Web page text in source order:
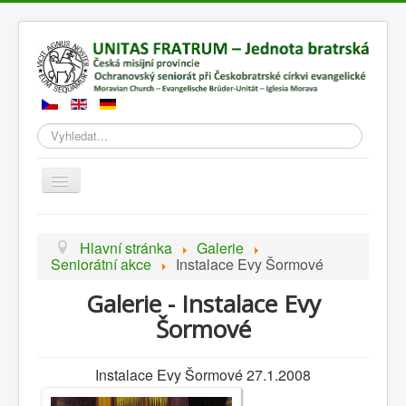
Hledat
Přepnout
navigaci
Hlavní stránka Galerie
Seniorátní akce Instalace Evy Šormové
Galerie - Instalace Evy
Šormové
Instalace Evy Šormové 27.1.2008